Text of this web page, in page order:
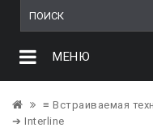
МЕНЮ
≡ Встраиваемая
➔ Interline